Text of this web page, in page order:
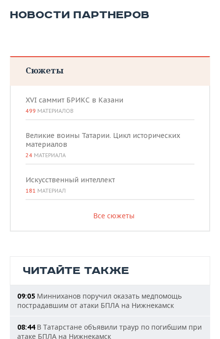
НОВОСТИ ПАРТНЕРОВ
Сюжеты
XVI саммит БРИКС в Казани
499 МАТЕРИАЛОВ
Великие воины Татарии. Цикл исторических
материалов
24 МАТЕРИАЛА
Искусственный интеллект
181 МАТЕРИАЛ
Все сюжеты
ЧИТАЙТЕ ТАКЖЕ
09:05 Минниханов поручил оказать медпомощь
пострадавшим от атаки БПЛА на Нижнекамск
08:44В Татарстане объявили траур по погибшим при
атаке БПЛА на Нижнекамск